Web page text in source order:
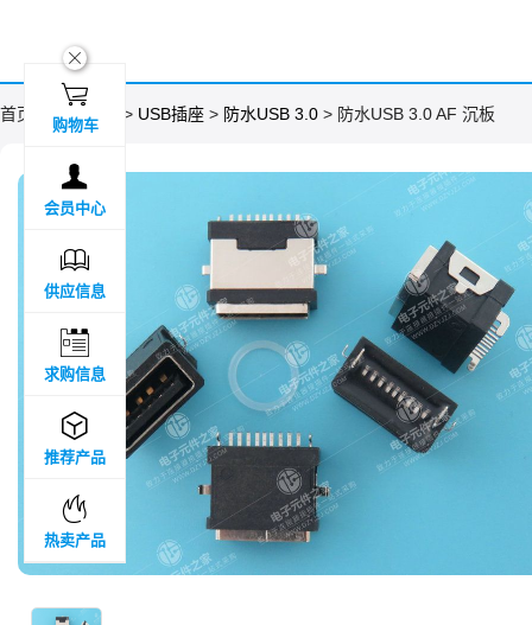
首页 > 分类目录 > USB插座 > 防水USB 3.0 > 防水USB 3.0 AF 沉板
ဆ

购物车

会员中心

供应信息

求购信息

推荐产品

热卖产品